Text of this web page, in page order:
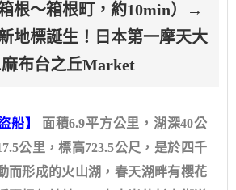
根～箱根町，約10min）→
地標誕生！日本第一摩天大
布台之丘Market
船】 面積6.9平方公里，湖深40公
公里，標高723.5公尺，是於四千
而形成的火山湖，春天湖畔有櫻花